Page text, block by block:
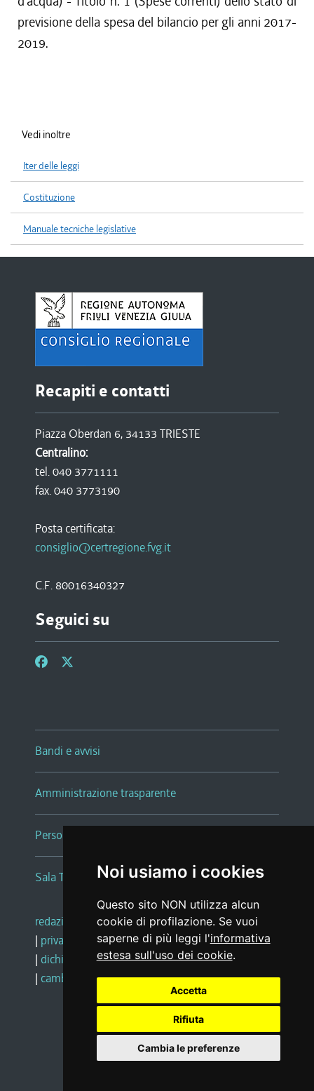
Noi usiamo i cookies
Questo sito NON utilizza alcun
cookie di profilazione. Se vuoi
saperne di più leggi l'informativa
estesa sull'uso dei cookie.
Accetta
Rifiuta
Cambia le preferenze
previsione della spesa del bilancio per gli anni 2017-
2019.
Vedi inoltre
Iter delle leggi
Costituzione
Manuale tecniche legislative
Recapiti e contatti
Piazza Oberdan 6, 34133 TRIESTE
Centralino:
tel. 040 3771111
fax. 040 3773190
Posta certificata:
consiglio@certregione.fvg.it
C.F. 80016340327
Seguici su
Bandi e avvisi
Amministrazione trasparente
Persone e Uffici
Sala Tiziano Tessitori
redazione web |note legali |glossario
| privacy
social media policy
| dichiarazione di accessibilità |feedback
| cambio preferenze cookie
Realizzato da